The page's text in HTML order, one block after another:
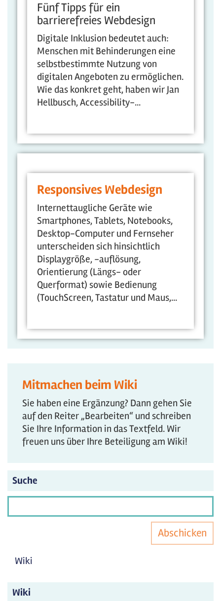
Fünf Tipps für ein
barrierefreies Webdesign
Digitale Inklusion bedeutet auch:
Menschen mit Behinderungen eine
selbstbestimmte Nutzung von
digitalen Angeboten zu ermöglichen.
Wie das konkret geht, haben wir Jan
Hellbusch, Accessibility-...
Responsives Webdesign
Internettaugliche Geräte wie
Smartphones, Tablets, Notebooks,
Desktop-Computer und Fernseher
unterscheiden sich hinsichtlich
Displaygröße, -auflösung,
Orientierung (Längs- oder
Querformat) sowie Bedienung
(TouchScreen, Tastatur und Maus,...
Mitmachen beim Wiki
Sie haben eine Ergänzung? Dann gehen Sie
auf den Reiter „Bearbeiten“ und schreiben
Sie Ihre Information in das Textfeld. Wir
freuen uns über Ihre Beteiligung am Wiki!
Suche
Abschicken
Wiki
Wiki